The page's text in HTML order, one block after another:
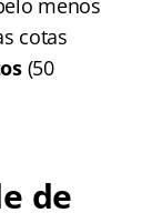
menos
cotas
(50
de